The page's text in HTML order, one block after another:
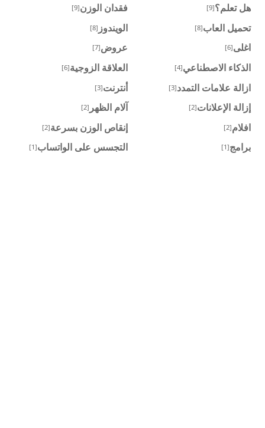
فقدان الوزن[9] هل تعلم؟[9]
الويندوز [8] تحميل العاب[8]
عروض[7] اغلى[6]
العلاقة الزوجية[6] الذكاء الاصطناعي[4]
أنترنت[3] ازالة علامات التمدد[3]
آلام الظهر [2] إزالة الإعلانات[2]
إنقاص الوزن بسرعة[2] افلام[2]
التجسس على الواتساب[1] برامج[1]